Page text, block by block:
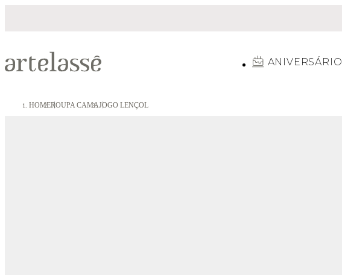
ANIVERSÁRIO
HOMEROUPA CAMAJOGO LENÇOL